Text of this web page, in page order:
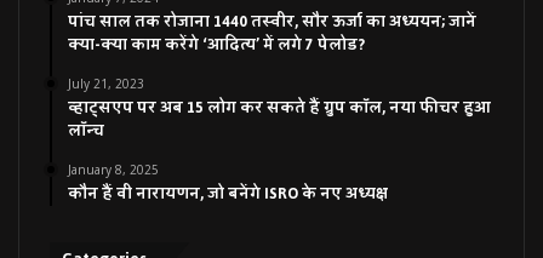
पांच साल तक रोजाना 1440 तस्वीर, सौर ऊर्जा का अध्ययन; जानें
क्या-क्या काम करेंगे ‘आदित्य’ में लगे 7 पेलोड?
July 21, 2023
व्हाट्सएप पर अब 15 लोग कर सकते हैं ग्रुप कॉल, नया फीचर हुआ
लॉन्च
January 8, 2025
कौन हैं वी नारायणन, जो बनेंगे ISRO के नए अध्यक्ष